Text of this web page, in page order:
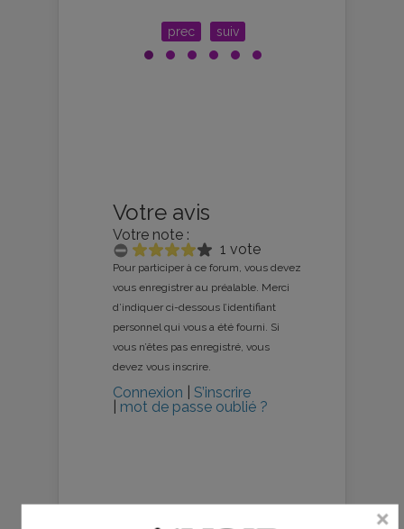
prec suiv
Votre avis
Votre note :
1 vote
Pour participer à ce forum, vous devez
vous enregistrer au préalable. Merci
d’indiquer ci-dessous l’identifiant
personnel qui vous a été fourni. Si
vous n’êtes pas enregistré, vous
devez vous inscrire.
Connexion
S’inscrire
mot de passe oublié ?